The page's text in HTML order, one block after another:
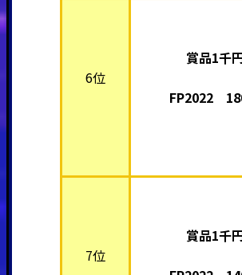
6位
賞品1千
FP2022
7位
賞品1千